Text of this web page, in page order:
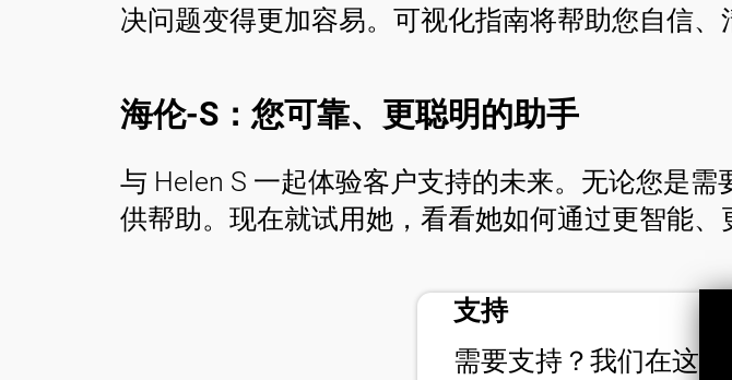
决问题变得更加容易。可视化指南将帮助您自信、
海伦-S：您可靠、更聪明的助手
与 Helen S 一起体验客户支持的未来。无论您是
供帮助。现在就试用她，看看她如何通过更智能、
contact_support
支持
需要支持？我们在这